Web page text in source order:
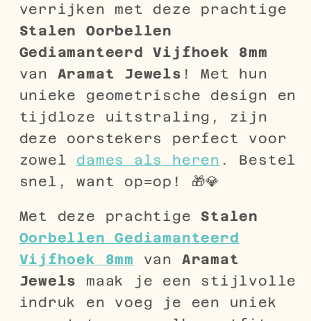
verrijken met deze prachtige
Stalen Oorbellen
Gediamanteerd Vijfhoek 8mm
van Aramat Jewels ! Met hun
unieke geometrische design en
tijdloze uitstraling, zijn
deze oorstekers perfect voor
zowel dames als heren . Bestel
snel, want op=op! 🎁💎
Met deze prachtige Stalen
Oorbellen Gediamanteerd
Vijfhoek 8mm van Aramat
Jewels maak je een stijlvolle
indruk en voeg je een uniek